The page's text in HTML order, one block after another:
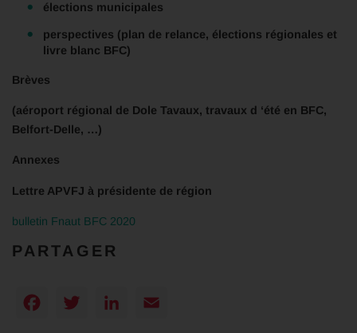
élections municipales
perspectives (plan de relance, élections régionales et
livre blanc BFC)
Brèves
(aéroport régional de Dole Tavaux, travaux d ‘été en BFC,
Belfort-Delle, …)
Annexes
Lettre APVFJ à présidente de région
bulletin Fnaut BFC 2020
PARTAGER
Facebook
TwitterLinkedIn